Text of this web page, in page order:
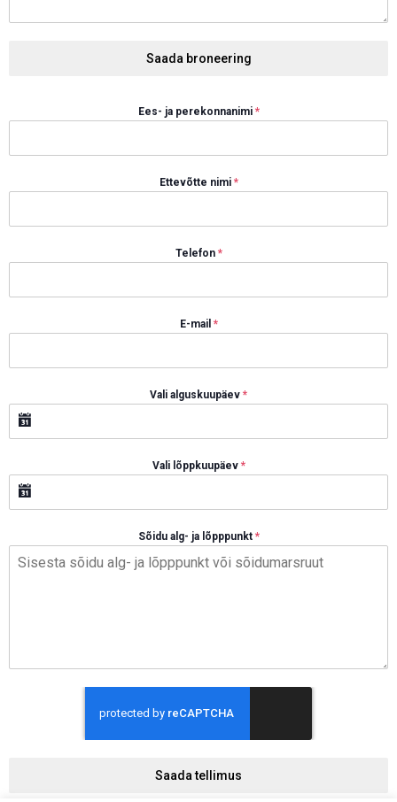
Saada broneering
Ees- ja perekonnanimi *
Ettevõtte nimi *
Telefon *
E-mail *
Vali alguskuupäev *
Vali lõppkuupäev *
Sõidu alg- ja lõpppunkt *
Saada tellimus